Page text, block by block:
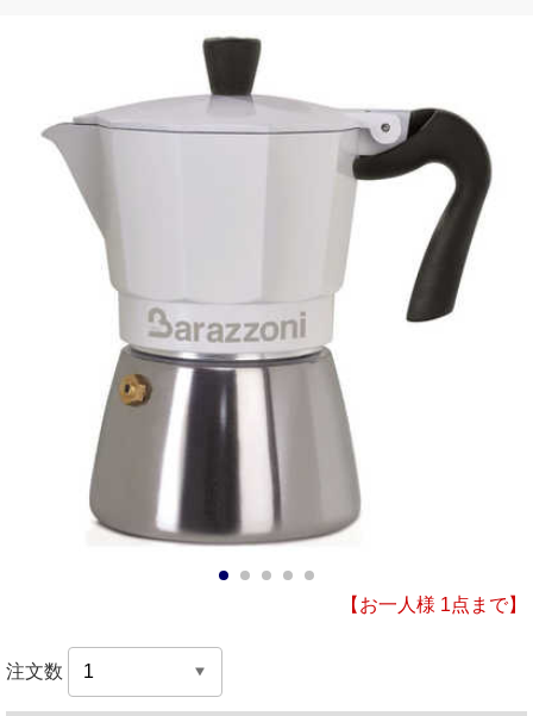
【お一人様 1点まで】
注文数